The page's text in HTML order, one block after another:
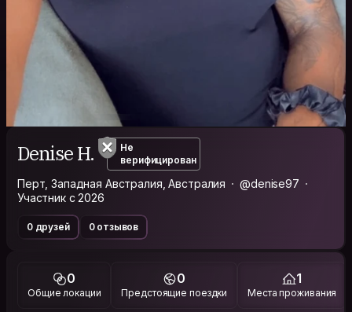
Denise H.
Не
верифицирован
Перт, Западная Австралия, Австралия
@denise97
Участник с 2026
0 друзей 0 отзывов
0
Общие локации
0
Предстоящие поездки
1
Места проживания